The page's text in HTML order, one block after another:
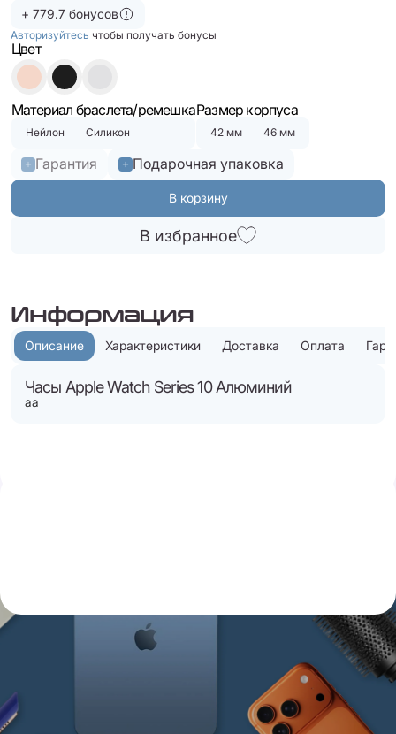
+ 779.7 бонусов
Авторизуйтесь чтобы получать бонусы
Цвет
Материал браслета/ремешка
Нейлон Силикон
Размер корпуса
42 мм 46 мм
Гарантия Подарочная упаковка
В корзину
В избранное
Информация
Описание Характеристики Доставка Оплата
Часы Apple Watch Series 10 Алюминий
аа